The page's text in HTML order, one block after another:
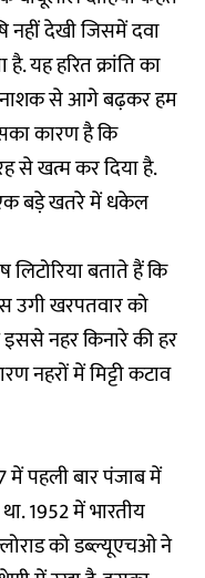
नहीं देखी जिसमें दवा
यह हरित क्रांति का
से आगे बढ़कर हम
कारण है कि
से खत्म कर दिया है.
बड़े खतरे में धकेल
बताते हैं कि
उगी खरपतवार को
नहर किनारे की हर
नहरों में मिट्टी कटाव
में पहली बार पंजाब में
1952 में भारतीय
को डब्ल्यूएचओ ने